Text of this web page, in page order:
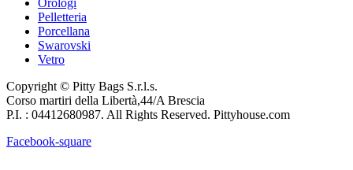
Pelletteria
Porcellana
Swarovski
Vetro
Copyright © Pitty Bags S.r.l.s.
Corso martiri della Libertà,44/A Brescia
P.I. : 04412680987. All Rights Reserved. Pittyhouse.com
Facebook-square